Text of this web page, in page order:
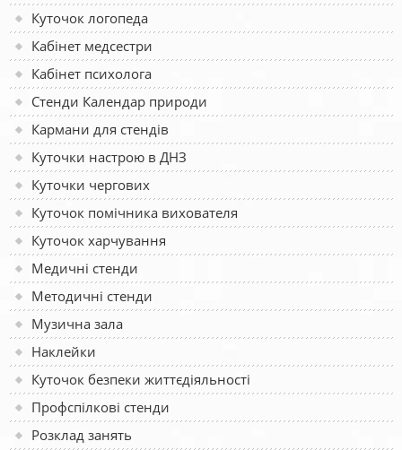
Куточок логопеда
Кабінет медсестри
Кабінет психолога
Стенди Календар природи
Кармани для стендів
Куточки настрою в ДНЗ
Куточки чергових
Куточок помічника вихователя
Куточок харчування
Медичні стенди
Методичні стенди
Музична зала
Наклейки
Куточок безпеки життєдіяльності
Профспілкові стенди
Розклад занять